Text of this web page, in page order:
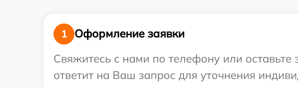
1
Оформление заявки
Свяжитесь с нами по телефону или оставьте
ответит на Ваш запрос для уточнения